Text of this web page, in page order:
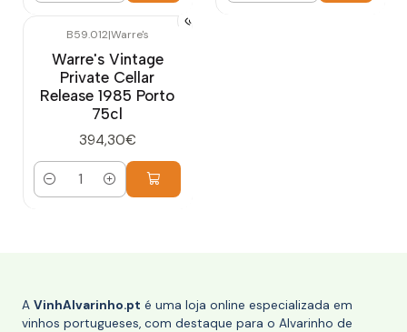
B59.012|Warre's
Warre's Vintage
Private Cellar
Release 1985 Porto
75cl
394,30€
Quantidade
A VinhAlvarinho.pt é uma loja online especializada em
vinhos portugueses, com destaque para o Alvarinho de